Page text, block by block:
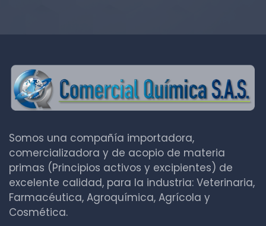
Somos una compañía importadora,
comercializadora y de acopio de materia
primas (Principios activos y excipientes) de
excelente calidad, para la industria: Veterinaria,
Farmacéutica, Agroquímica, Agrícola y
Cosmética.